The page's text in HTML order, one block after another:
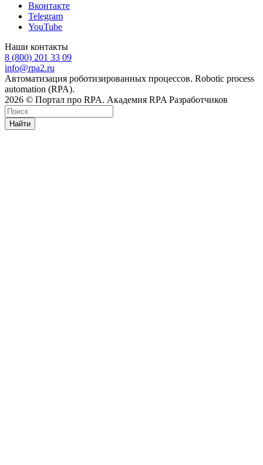
Вконтакте
Telegram
YouTube
Наши контакты
8 (800) 201 33 09
info@rpa2.ru
Автоматизация роботизированных процессов. Robotic process
automation (RPA).
2026 © Портал про RPA. Академия RPA Разработчиков
Найти